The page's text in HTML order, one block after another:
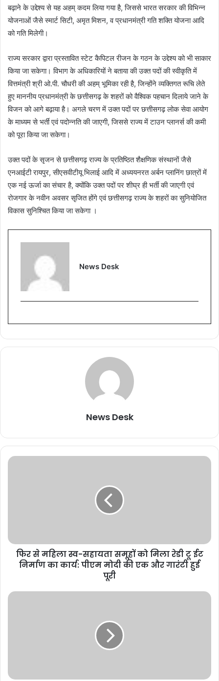
बढ़ाने के उद्देश्य से यह अहम् कदम लिया गया है, जिससे भारत सरकार की विभिन्न
योजनाओं जैसे स्मार्ट सिटी, अमृत मिशन, व प्रधानमंत्री गति शक्ति योजना आदि
को गति मिलेगी।
राज्य सरकार द्वारा प्रस्तावित स्टेट कैपिटल रीजन के गठन के उद्देश्य को भी साकार
किया जा सकेगा। विभाग के अधिकारियों ने बताया की उक्त पदों की स्वीकृति में
वित्तमंत्री श्री ओ.पी. चौधरी की अहम् भूमिका रही है, जिन्होंने व्यक्तिगत रूचि लेते
हुए माननीय प्रधानमंत्री के छत्तीसगढ़ के शहरों को वैश्विक पहचान दिलाये जाने के
विजन को आगे बढ़ाया है। अगले चरण में उक्त पदों पर छत्तीसगढ़ लोक सेवा आयोग
के माध्यम से भर्ती एवं पदोन्नति की जाएगी, जिससे राज्य में टाउन प्लानर्स की कमी
को पूरा किया जा सकेगा।
उक्त पदों के सृजन से छत्तीसगढ़ राज्य के प्रतिष्ठित शैक्षणिक संस्थानों जैसे
एनआईटी रायपुर, सीएसवीटीयू भिलाई आदि में अध्ययनरत अर्बन प्लानिंग छात्रों में
एक नई ऊर्जा का संचार है, क्योंकि उक्त पदों पर शीघ्र ही भर्ती की जाएगी एवं
रोजगार के नवीन अवसर सृजित होंगे एवं छत्तीसगढ़ राज्य के शहरों का सुनियोजित
विकास सुनिश्चित किया जा सकेगा ।
News Desk
News Desk
फिर से महिला स्व-सहायता समूहों को मिला रेडी टू ईट
निर्माण का कार्य: पीएम मोदी की एक और गारंटी हुई
पूरी